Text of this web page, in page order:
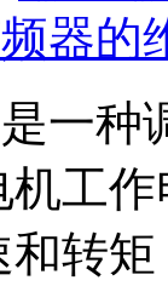
器的
一种
工
转